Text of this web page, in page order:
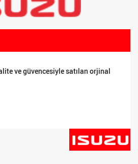
ve güvencesiyle satılan orjinal